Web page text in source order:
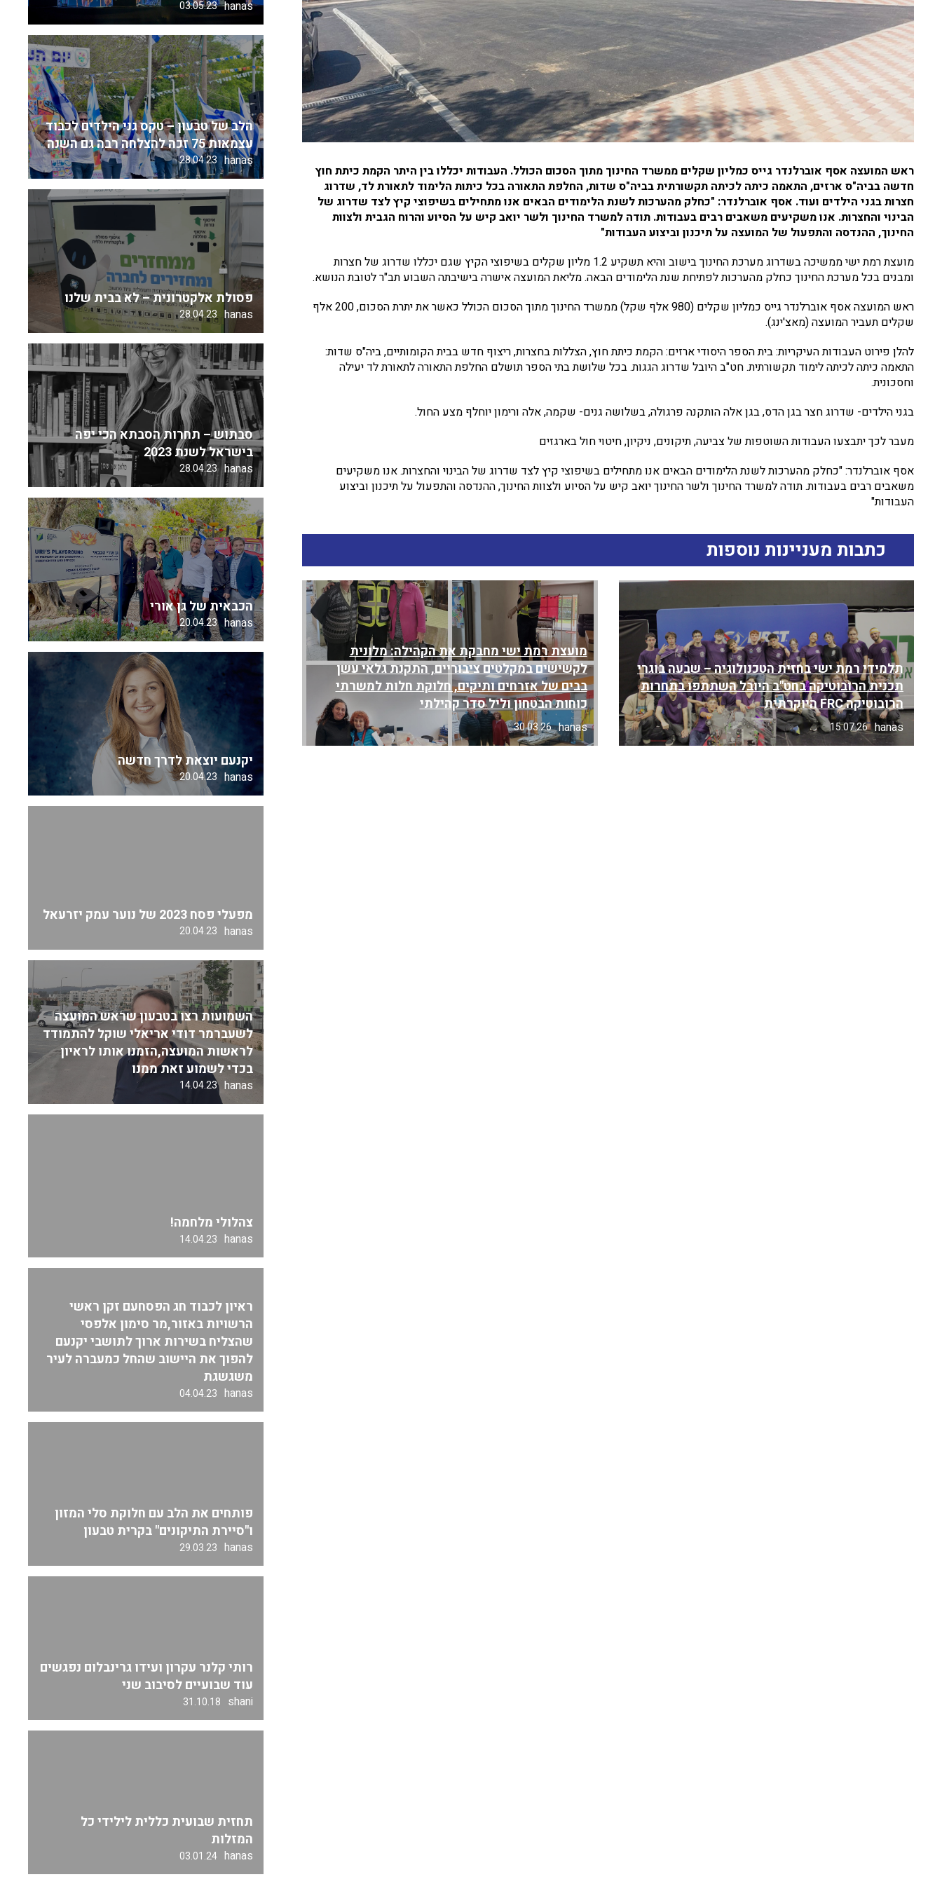
ראש המועצה אסף אוברלנדר גייס כמליון שקלים ממשרד החינוך מתוך הסכום הכולל. העבודות יכללו בין היתר הקמת כיתת חוץ
חדשה בביה"ס ארזים, התאמה כיתה לכיתה תקשורתית בביה"ס שדות, החלפת התאורה בכל כיתות הלימוד לתאורת לד, שדרוג
חצרות בגני הילדים ועוד. אסף אוברלנדר: "כחלק מהערכות לשנת הלימודים הבאים אנו מתחילים בשיפוצי קיץ לצד שדרוג של
הבינוי והחצרות. אנו משקיעים משאבים רבים בעבודות. תודה למשרד החינוך ולשר יואב קיש על הסיוע והרוח הגבית ולצוות
החינוך, ההנדסה והתפעול של המועצה על תיכנון וביצוע העבודות"
מועצת רמת ישי ממשיכה בשדרוג מערכת החינוך בישוב והיא תשקיע 1.2 מליון שקלים בשיפוצי הקיץ שגם יכללו שדרוג של חצרות
ומבנים בכל מערכת החינוך כחלק מהערכות לפתיחת שנת הלימודים הבאה. מליאת המועצה אישרה בישיבתה השבוע תב"ר לטובת הנושא.
ראש המועצה אסף אוברלנדר גייס כמליון שקלים (980 אלף שקל) ממשרד החינוך מתוך הסכום הכולל כאשר את יתרת הסכום, 200 אלף
שקלים תעביר המועצה (מאצ'ינג).
להלן פירוט העבודות העיקריות: בית הספר היסודי ארזים: הקמת כיתת חוץ, הצללות בחצרות, ריצוף חדש בבית הקומותיים, ביה"ס שדות:
התאמה כיתה לכיתה לימוד תקשורתית. חט"ב היובל שדרוג הגגות. בכל שלושת בתי הספר תושלם החלפת התאורה לתאורת לד יעילה
וחסכונית.
בגני הילדים- שדרוג חצר בגן הדס, בגן אלה הותקנה פרגולה, בשלושה גנים- שקמה, אלה ורימון יוחלף מצע החול.
מעבר לכך יתבצעו העבודות השוטפות של צביעה, תיקונים, ניקיון, חיטוי חול בארגזים
אסף אוברלנדר: "כחלק מהערכות לשנת הלימודים הבאים אנו מתחילים בשיפוצי קיץ לצד שדרוג של הבינוי והחצרות. אנו משקיעים
משאבים רבים בעבודות. תודה למשרד החינוך ולשר החינוך יואב קיש על הסיוע ולצוות החינוך, ההנדסה והתפעול על תיכנון וביצוע
העבודות"
כתבות מעניינות נוספות
תלמידי רמת ישי בחזית הטכנולוגיה – שבעה בוגרי
תכנית הרובוטיקה בחט"ב היובל השתתפו בתחרות
הרובוטיקה FRC היוקרתית
hanas
15.07.26
מועצת רמת ישי מחבקת את הקהילה: מלונית
לקשישים במקלטים ציבוריים, התקנת גלאי עשן
בבים של אזרחים ותיקים, חלוקת חלות למשרתי
כוחות הבטחון וליל סדר קהילתי
hanas
30.03.26
hanas
03.05.23
הלב של טבעון – טקס גני הילדים לכבוד
עצמאות 75 זכה להצלחה רבה גם השנה
hanas
28.04.23
פסולת אלקטרונית – לא בבית שלנו
hanas
28.04.23
סבתוש – תחרות הסבתא הכי יפה
בישראל לשנת 2023
hanas
28.04.23
הכבאית של גן אורי
hanas
20.04.23
יקנעם יוצאת לדרך חדשה
hanas
20.04.23
מפעלי פסח 2023 של נוער עמק יזרעאל
hanas
20.04.23
השמועות רצו בטבעון שראש המועצה
לשעברמר דודי אריאלי שוקל להתמודד
לראשות המועצה,הזמנו אותו לראיון
בכדי לשמוע זאת ממנו
hanas
14.04.23
צהלולי מלחמה!
hanas
14.04.23
ראיון לכבוד חג הפסחעם זקן ראשי
הרשויות באזור,מר סימון אלפסי
שהצליח בשירות ארוך לתושבי יקנעם
להפוך את היישוב שהחל כמעברה לעיר
משגשגת
hanas
04.04.23
פותחים את הלב עם חלוקת סלי המזון
ו"סיירת התיקונים" בקרית טבעון
hanas
29.03.23
רותי קלנר עקרון ועידו גרינבלום נפגשים
עוד שבועיים לסיבוב שני
shani
31.10.18
תחזית שבועית כללית לילידי כל
המזלות
hanas
03.01.24